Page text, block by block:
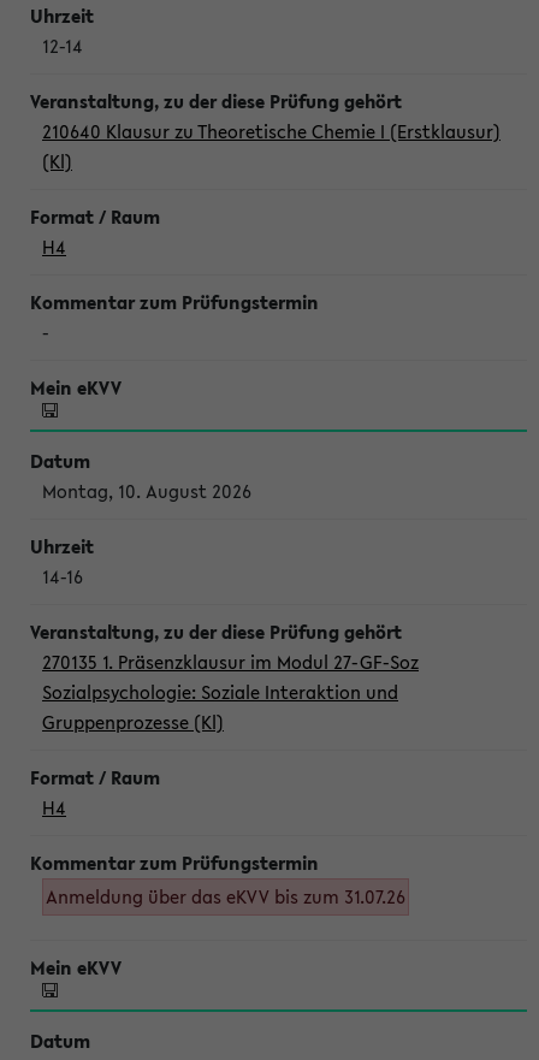
12-14
210640 Klausur zu Theoretische Chemie I (Erstklausur)
(Kl)
H4
-
Montag, 10. August 2026
14-16
270135 1. Präsenzklausur im Modul 27-GF-Soz
Sozialpsychologie: Soziale Interaktion und
Gruppenprozesse (Kl)
H4
Anmeldung über das eKVV bis zum 31.07.26